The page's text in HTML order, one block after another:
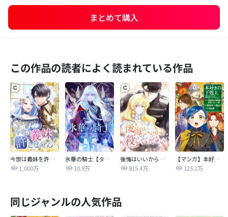
まとめて購入
この作品の読者によく読まれている作品
今世は義妹を許しません
1,000万
氷華の騎士【タテヨミ】
10.9万
後悔はいいから殺してください
815.4万
【マンガ】本好きの下剋上 第四部
125.2万
同じジャンルの人気作品